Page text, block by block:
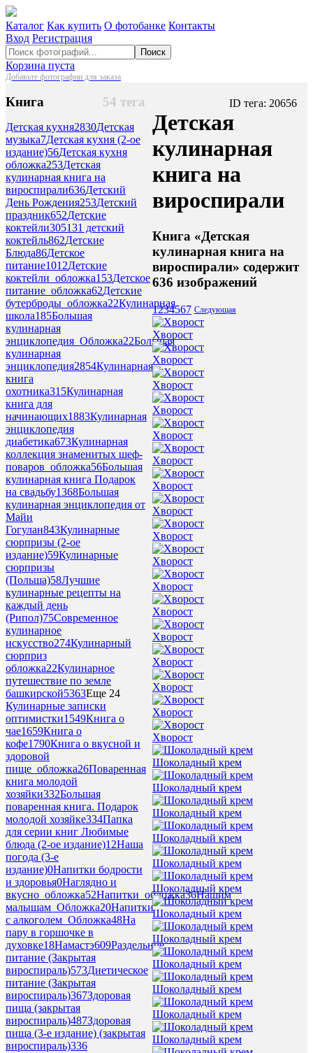
Каталог Как купить О фотобанке Контакты
Вход Регистрация
Поиск
Корзина пуста
Добавьте фотографии для заказа
54 тега
Книга
Детская кухня2830Детская
музыка7Детская кухня (2-ое
издание)56Детская кухня
обложка253Детская
кулинарная книга на
вироспирали636Детский
День Рождения253Детский
праздник652Детские
коктейли305131 детский
коктейль862Детские
Блюда86Детское
питание1012Детские
коктейли_обложка153Детское
питание_обложка62Детские
бутерброды_обложка22Кулинарная
школа185Большая
кулинарная
энциклопедия_Обложка22Большая
кулинарная
энциклопедия2854Кулинарная
книга
охотника315Кулинарная
книга для
начинающих1883Кулинарная
энциклопедия
диабетика673Кулинарная
коллекция знаменитых шеф-
поваров_обложка56Большая
кулинарная книга Подарок
на свадьбу1368Большая
кулинарная энциклопедия от
Майи
Гогулан843Кулинарные
сюрпризы (2-ое
издание)59Кулинарные
сюрпризы
(Польша)58Лучшие
кулинарные рецепты на
каждый день
(Рипол)75Современное
кулинарное
искусство274Кулинарный
сюрприз
обложка22Кулинарное
путешествие по земле
башкирской5363Еще 24
Кулинарные записки
оптимистки1549Книга о
чае1659Книга о
кофе1790Книга о вкусной и
здоровой
пище_обложка26Поваренная
книга молодой
хозяйки332Большая
поваренная книга. Подарок
молодой хозяйке334Папка
для серии книг Любимые
блюда (2-ое издание)12Наша
погода (3-е
издание)0Напитки бодрости
и здоровья0Наглядно и
вкусно_обложка52Напитки_обложка36Нашим
малышам_Обложка20Напитки
с алкоголем_Обложка48На
пару в горшочке в
духовке18Намастэ609Раздельное
питание (Закрытая
вироспираль)573Диетическое
питание (Закрытая
вироспираль)367Здоровая
пища (закрытая
вироспираль)487Здоровая
пища (3-е издание) (закрытая
вироспираль)336
ID тега: 20656
Детская
кулинарная
книга на
вироспирали
Книга «Детская
кулинарная книга на
вироспирали» содержит
636 изображений
1234567 Следующая
Хворост
Хворост
Хворост
Хворост
Хворост
Хворост
Хворост
Хворост
Хворост
Хворост
Хворост
Хворост
Хворост
Хворост
Хворост
Хворост
Хворост
Шоколадный крем
Шоколадный крем
Шоколадный крем
Шоколадный крем
Шоколадный крем
Шоколадный крем
Шоколадный крем
Шоколадный крем
Шоколадный крем
Шоколадный крем
Шоколадный крем
Шоколадный крем